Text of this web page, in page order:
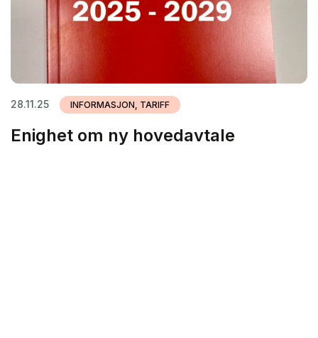
28.11.25 INFORMASJON, TARIFF
Enighet om ny hovedavtale